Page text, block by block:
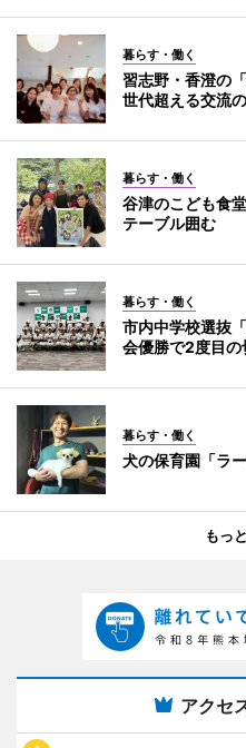
暮らす・働く
習志野・香澄の
世代超える交流
暮らす・働く
谷津のこども食
テーブル囲む
暮らす・働く
市内中学校選抜
会優勝で2度目の
暮らす・働く
犬の保育園「ラ
もっ
アクセ